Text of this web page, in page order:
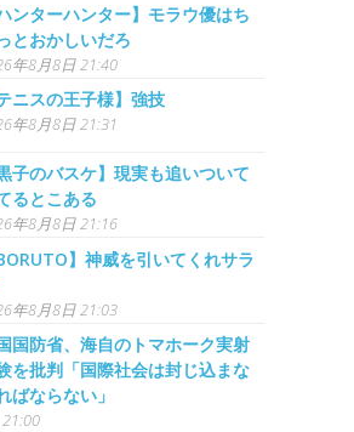
ハンターハンター】モラウ優はち
とおかしいだろ
年8月8日 21:40
テニスの王子様】強技
年8月8日 21:31
黒子のバスケ】現実も追いついて
るとこある
年8月8日 21:16
BORUTO】神威を引いてくれサラ
年8月8日 21:03
国防省、海自のトマホーク実射
を批判「国際社会は封じ込まな
ばならない」